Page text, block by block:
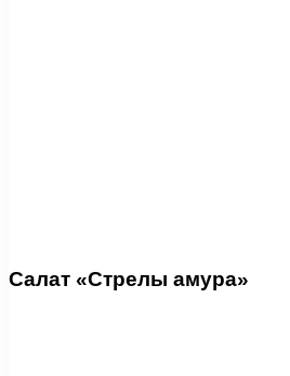
Салат «Стрелы амура»